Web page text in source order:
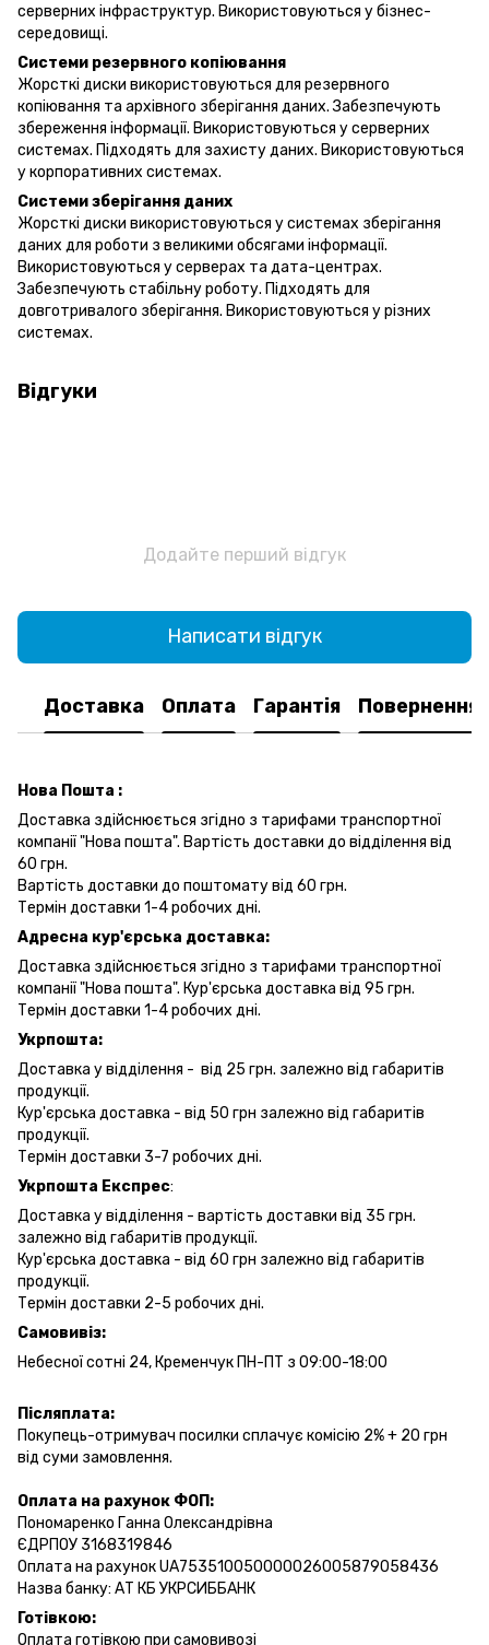
серверних інфраструктур. Використовуються у бізнес-
середовищі.
Системи резервного копіювання
Жорсткі диски використовуються для резервного
копіювання та архівного зберігання даних. Забезпечують
збереження інформації. Використовуються у серверних
системах. Підходять для захисту даних. Використовуються
у корпоративних системах.
Системи зберігання даних
Жорсткі диски використовуються у системах зберігання
даних для роботи з великими обсягами інформації.
Використовуються у серверах та дата-центрах.
Забезпечують стабільну роботу. Підходять для
довготривалого зберігання. Використовуються у різних
системах.
Відгуки
Додайте перший відгук
Написати відгук
Доставка Оплата Гарантія Повернення
Нова Пошта :
Доставка здійснюється згідно з тарифами транспортної
компанії "Нова пошта". Вартість доставки до відділення від
60 грн.
Вартість доставки до поштомату від 60 грн.
Термін доставки 1-4 робочих дні.
Адресна кур'єрська доставка:
Доставка здійснюється згідно з тарифами транспортної
компанії "Нова пошта". Кур'єрська доставка від 95 грн.
Термін доставки 1-4 робочих дні.
Укрпошта:
Доставка у відділення - від 25 грн. залежно від габаритів
продукції.
Кур'єрська доставка - від 50 грн залежно від габаритів
продукції.
Термін доставки 3-7 робочих дні.
Укрпошта Експрес:
Доставка у відділення - вартість доставки від 35 грн.
залежно від габаритів продукції.
Кур'єрська доставка - від 60 грн залежно від габаритів
продукції.
Термін доставки 2-5 робочих дні.
Самовивіз:
Небесної сотні 24, Кременчук ПН-ПТ з 09:00-18:00
Післяплата:
Покупець-отримувач посилки сплачує комісію 2% + 20 грн
від суми замовлення.
Оплата на рахунок ФОП:
Пономаренко Ганна Олександрівна
ЄДРПОУ 3168319846
Оплата на рахунок UA753510050000026005879058436
Назва банку: АТ КБ УКРСИББАНК
Готівкою:
Оплата готівкою при самовивозі